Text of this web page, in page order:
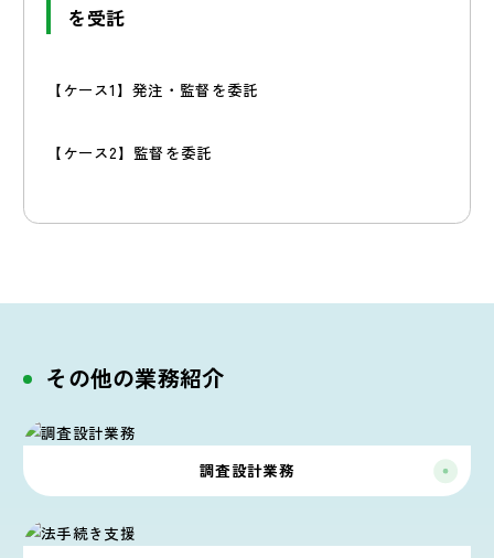
を受託
【ケース1】発注・監督を委託
【ケース2】監督を委託
その他の業務紹介
調査設計業務